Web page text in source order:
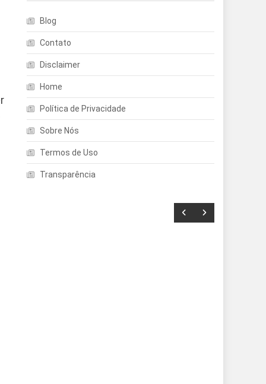
Blog
Contato
Disclaimer
Home
Política de Privacidade
Sobre Nós
Termos de Uso
Transparência